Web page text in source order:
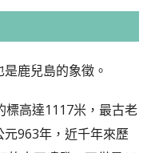
鹿兒島的象徵。
標高達1117米，最古老
963年，近千年來歷